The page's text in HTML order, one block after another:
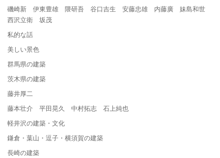
磯崎新 伊東豊雄 隈研吾 谷口吉生 安藤忠雄 内藤廣 妹島和世
西沢立衛 坂茂
私的な話
美しい景色
群馬県の建築
茨木県の建築
藤井厚二
藤本壮介 平田晃久 中村拓志 石上純也
軽井沢の建築・文化
鎌倉・葉山・逗子・横須賀の建築
長崎の建築